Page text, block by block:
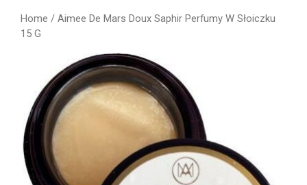
Home / Aimee De Mars Doux Saphir Perfumy W Słoiczku
15 G